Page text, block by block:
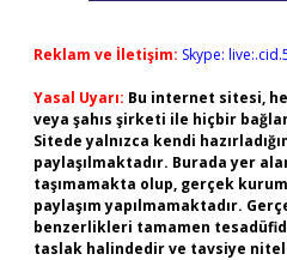
Reklam ve İletişim: Skype:
Yasal Uyarı: Bu internet sitesi,
veya şahıs şirketi ile hiçbir
Sitede yalnızca kendi
paylaşılmaktadır. Burada yer
taşımamakta olup, gerçek
paylaşım yapılmamaktadır.
benzerlikleri tamamen
taslak halindedir ve tavsiye